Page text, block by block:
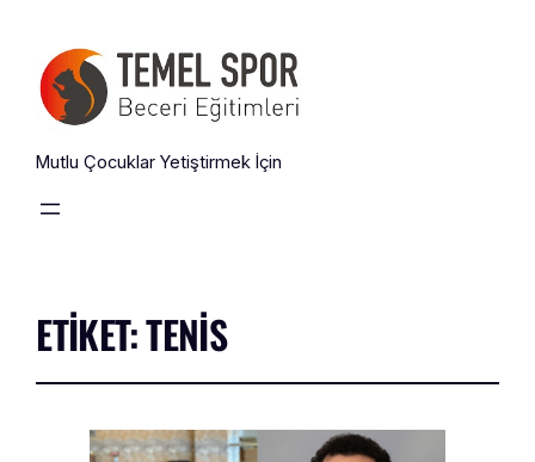
Mutlu Çocuklar Yetiştirmek İçin
ETIKET:TENIS